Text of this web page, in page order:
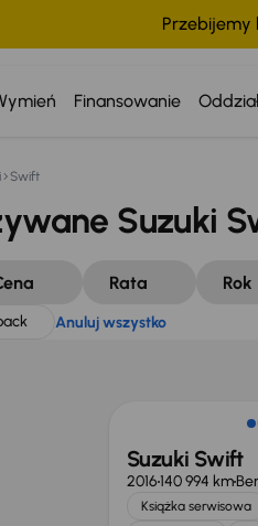
Przebijemy
Finansowanie
Anuluj wszystko
Swift
Suzuki
Rata Rok
Anuluj wszystko
Suzuki Swift
2016140 994 km
Książka serwisowa